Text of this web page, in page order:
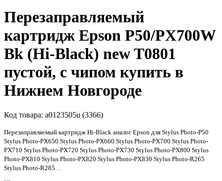
Перезаправляемый
картридж Epson P50/PX700W
Bk (Hi-Black) new T0801
пустой, с чипом купить в
Нижнем Новгороде
Код товара: a0123505u (3366)
Перезаправляемый картридж Hi-Black аналог Epson для Stylus Photo-P50
Stylus Photo-PX650 Stylus Photo-PX660 Stylus Photo-PX700 Stylus Photo-
PX710 Stylus Photo-PX720 Stylus Photo-PX730 Stylus Photo-PX800 Stylus
Photo-PX810 Stylus Photo-PX820 Stylus Photo-PX830 Stylus Photo-R265
Stylus Photo-R285…